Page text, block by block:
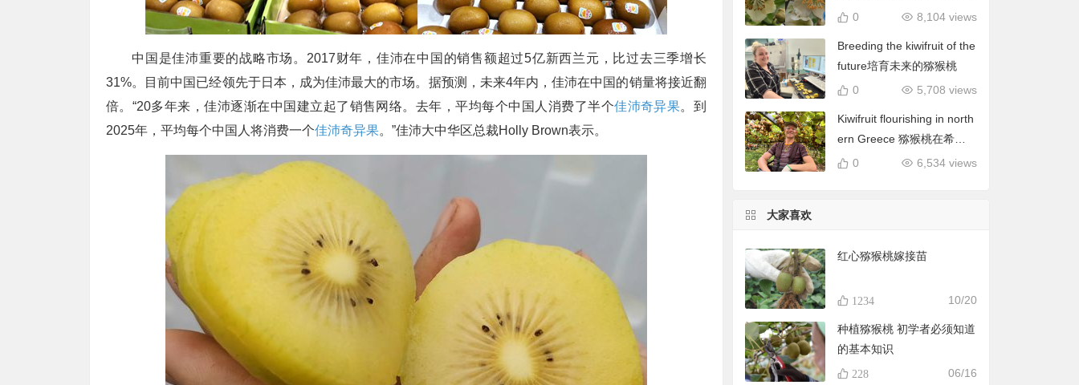
中国是佳沛重要的战略市场。2017财年，佳沛在中国的销售额超过5亿新西兰元，比过去三季增长
31%。目前中国已经领先于日本，成为佳沛最大的市场。据预测，未来4年内，佳沛在中国的销量将接近翻
倍。“20多年来，佳沛逐渐在中国建立起了销售网络。去年，平均每个中国人消费了半个佳沛奇异果。到
2025年，平均每个中国人将消费一个佳沛奇异果。”佳沛大中华区总裁Holly Brown表示。
用吗？
8,104 views
0
Breeding the kiwifruit of the
future培育未来的猕猴桃
5,708 views
0
Kiwifruit flourishing in north
ern Greece 猕猴桃在希腊
北部蓬勃发展
6,534 views
0
大家喜欢
红心猕猴桃嫁接苗
1234 10/20
种植猕猴桃 初学者必须知道
的基本知识
228 06/16